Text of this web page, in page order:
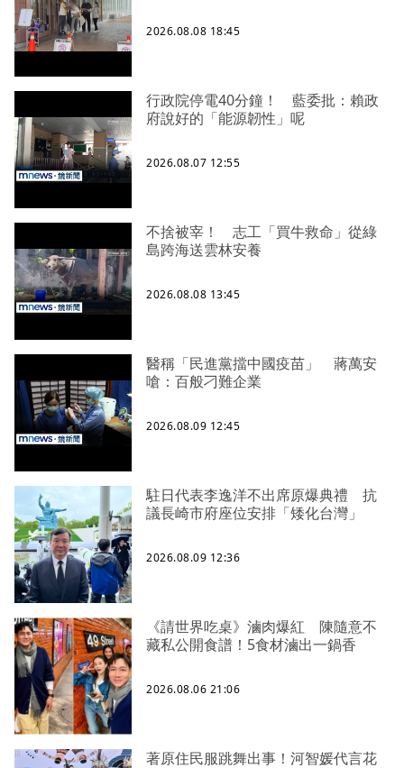
2026.08.08 18:45
行政院停電40分鐘！ 藍委批：賴政
府說好的「能源韌性」呢
2026.08.07 12:55
不捨被宰！ 志工「買牛救命」從綠
島跨海送雲林安養
2026.08.08 13:45
醫稱「民進黨擋中國疫苗」 蔣萬安
嗆：百般刁難企業
2026.08.09 12:45
駐日代表李逸洋不出席原爆典禮 抗
議長崎市府座位安排「矮化台灣」
2026.08.09 12:36
《請世界吃桌》滷肉爆紅 陳隨意不
藏私公開食譜！5食材滷出一鍋香
2026.08.06 21:06
著原住民服跳舞出事！河智媛代言花